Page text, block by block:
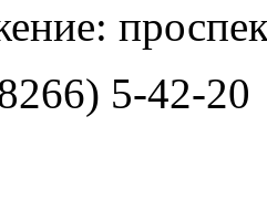
5-42-20